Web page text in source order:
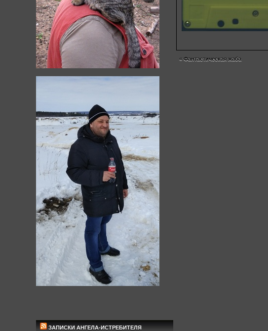
ЗАПИСКИ АНГЕЛА-ИСТРЕБИТЕЛЯ
« Фантастическая жаба